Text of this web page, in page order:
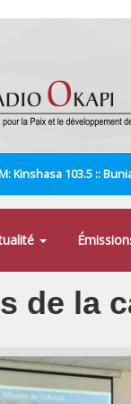
Kinshasa 103.5 ::
de la